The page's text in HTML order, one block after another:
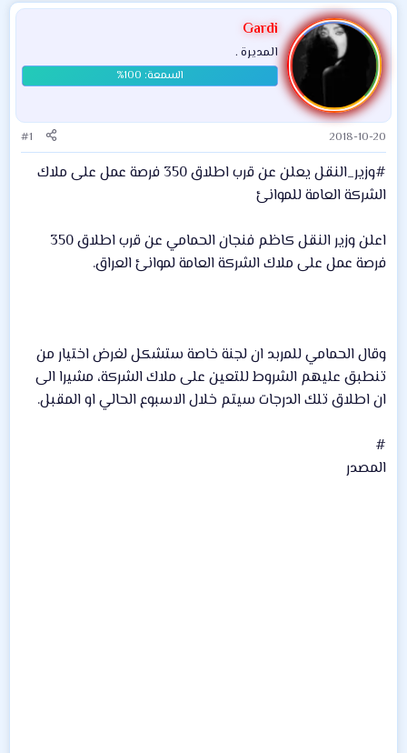
Gardi
المديرة .
2018-10-20
#1
#وزير_النقل يعلن عن قرب اطلاق 350 فرصة عمل على ملاك
الشركة العامة للموانئ
اعلن وزير النقل كاظم فنجان الحمامي عن قرب اطلاق 350
فرصة عمل على ملاك الشركة العامة لموانئ العراق.
وقال الحمامي للمربد ان لجنة خاصة ستشكل لغرض اختيار من
تنطبق عليهم الشروط للتعين على ملاك الشركة، مشيرا الى
ان اطلاق تلك الدرجات سيتم خلال الاسبوع الحالي او المقبل.
#
المصدر